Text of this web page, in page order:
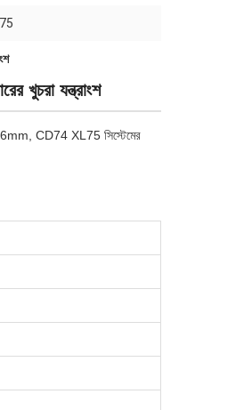
খুচরা যন্ত্রাংশ
26mm, CD74 XL75 সিস্টেমের